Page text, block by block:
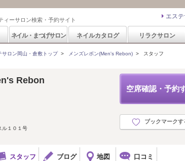
ィーサロン検索・予約サイト エス
ネイル・まつげサロン ネイルカタログ リラクサロン
サロン岡山・倉敷トップ> メンズレボン(Men's Rebon) > スタッフ
空席確認・予約
ブックマークす
Rebon
ル１０１号
スタッフ ブログ 地図 口コミ